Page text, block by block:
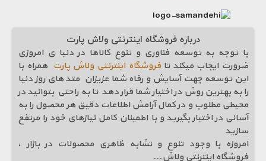
درباره فروشگاه اینترنتی ولاش پارت
با توجه به توسعه فناوری و تنوع کالاها در دنیا ی امروزی
ضرورت ایجاب میکند تافروشگاه اینترنتی ولاش پارت همراه با
این توسعه جهت آسایش و رفاه شما عزیزان متد های روز دنیا
را به بهترین روش در اختیار شما قرار دهد تا به راحتی بتوانید در
محیطی مطلوب و در کمال آرامش اطلاعات دقیق هر محصول را به
آسانی در اختیار بگیرید و با اطمینان کامل نیازهای خود را مرتفع
سازيد
امروزه با وجود تنوع و تشابه ظاهری محصولات در بازار ،
فروشگاه اینترنتی ولاش...